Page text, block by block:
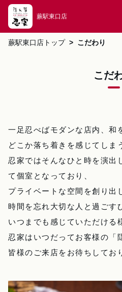
蕨駅東口店
蕨駅東口店トップ こだわり
こだ
一足忍べばモダンな店内、和
どこか落ち着きを感じてしま
忍家ではそんなひと時を演出
て個室となっており、
プライベートな空間を創り出
時間を忘れ大切な人と過ごす
いつまでも感じていただける
忍家はいつだってお客様の「
皆様のご来店をお待ちしてお